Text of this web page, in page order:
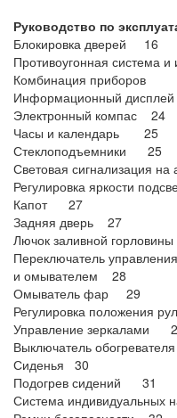
Руководство по
Блокировка дверей 16
Противоугонная
Комбинация приборов
Информационный
Электронный компас 24
Часы и календарь 25
Стеклоподъемники 25
Световая сигнализация
Регулировка яркости
Капот 27
Задняя дверь 27
Лючок заливной
Переключатель
и омывателем 28
Омыватель фар 29
Регулировка положения
Управление зеркалами
Выключатель
Сиденья 30
Подогрев сидений 31
Система индивидуальных